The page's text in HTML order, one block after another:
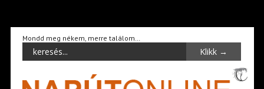
Mondd meg nékem, merre találom…